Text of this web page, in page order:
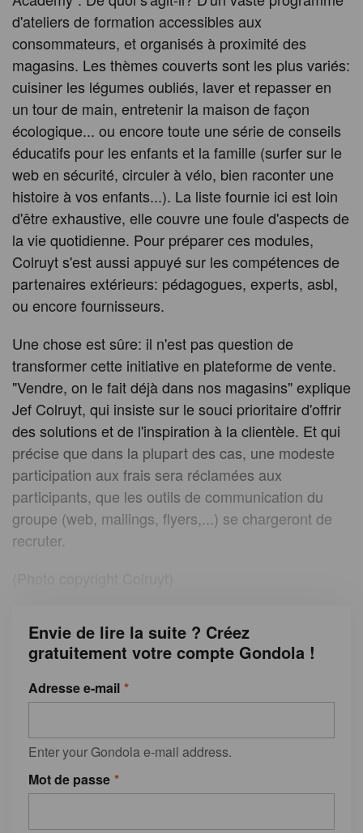
d'ateliers de formation accessibles aux
consommateurs, et organisés à proximité des
magasins. Les thèmes couverts sont les plus variés:
cuisiner les légumes oubliés, laver et repasser en
un tour de main, entretenir la maison de façon
écologique... ou encore toute une série de conseils
éducatifs pour les enfants et la famille (surfer sur le
web en sécurité, circuler à vélo, bien raconter une
histoire à vos enfants...). La liste fournie ici est loin
d'être exhaustive, elle couvre une foule d'aspects de
la vie quotidienne. Pour préparer ces modules,
Colruyt s'est aussi appuyé sur les compétences de
partenaires extérieurs: pédagogues, experts, asbl,
ou encore fournisseurs.
Une chose est sûre: il n'est pas question de
transformer cette initiative en plateforme de vente.
"Vendre, on le fait déjà dans nos magasins" explique
Jef Colruyt, qui insiste sur le souci prioritaire d'offrir
des solutions et de l'inspiration à la clientèle. Et qui
précise que dans la plupart des cas, une modeste
participation aux frais sera réclamées aux
participants, que les outils de communication du
groupe (web, mailings, flyers,...) se chargeront de
recruter.
Envie de lire la suite ? Créez
gratuitement votre compte Gondola !
Adresse e-mail
Enter your Gondola e-mail address.
Mot de passe